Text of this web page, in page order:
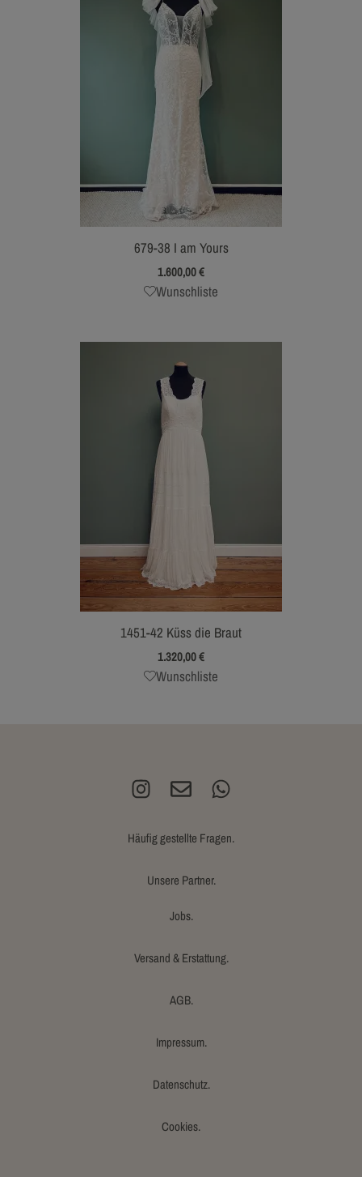
679-38 I am Yours
1.600,00€
Wunschliste
1451-42 Küss die Braut
1.320,00€
Wunschliste
Häufig gestellte Fragen.
Unsere Partner.
Jobs.
Versand & Erstattung.
AGB.
Impressum.
Datenschutz.
Cookies.